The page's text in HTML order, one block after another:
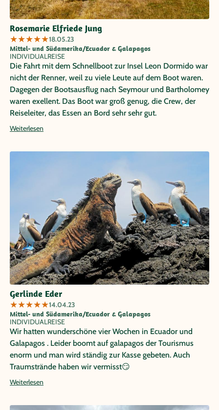
Rosemarie Elfriede Jung
★★★★★18.05.23
Mittel- und Südamerika/Ecuador & Galapagos
INDIVIDUALREISE
Die Fahrt mit dem Schnellboot zur Insel Leon Dormido war
nicht der Renner, weil zu viele Leute auf dem Boot waren.
Dagegen der Bootsausflug nach Seymour und Bartholomey
waren exellent. Das Boot war groß genug, die Crew, der
Reiseleiter, das Essen an Bord sehr sehr gut.
Weiterlesen
Gerlinde Eder
★★★★★14.04.23
Mittel- und Südamerika/Ecuador & Galapagos
INDIVIDUALREISE
Wir hatten wunderschöne vier Wochen in Ecuador und
Galapagos . Leider boomt auf galapagos der Tourismus
enorm und man wird ständig zur Kasse gebeten. Auch
Traumstrände haben wir vermisst😏
Weiterlesen